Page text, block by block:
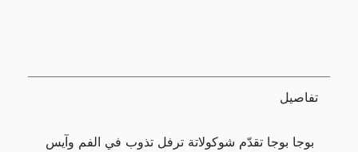
تفاصيل
بوجا بوجا تقدّم شوكولاتة ترفل تذوب في الفم وآيس